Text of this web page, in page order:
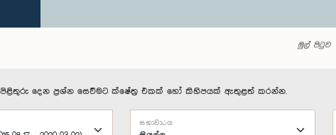
මුල් පිටුව
දෙන ප්‍රශ්න සෙවීමට ක්ෂේත්‍ර එකක් හෝ කිහිපයක් ඇතුළත් කරන්න.
සභාවාරය